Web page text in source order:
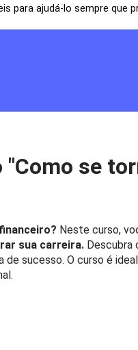
para ajudá-lo sempre que
"Como se
Neste curso,
sua carreira. Descubra
sucesso. O curso é